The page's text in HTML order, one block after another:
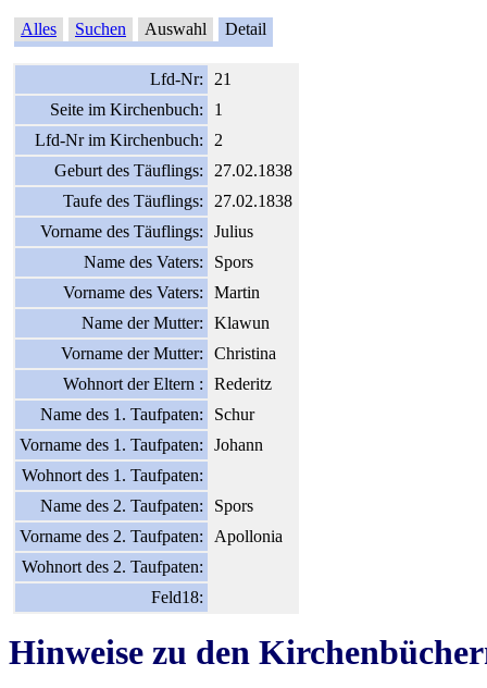
Alles Suchen Auswahl Detail
Lfd-Nr:
21
Seite im Kirchenbuch:
1
Lfd-Nr im Kirchenbuch:
2
Geburt des Täuflings:
27.02.1838
Taufe des Täuflings:
27.02.1838
Vorname des Täuflings:
Julius
Name des Vaters:
Spors
Vorname des Vaters:
Martin
Name der Mutter:
Klawun
Vorname der Mutter:
Christina
Wohnort der Eltern :
Rederitz
Name des 1. Taufpaten:
Schur
Vorname des 1. Taufpaten:
Johann
Wohnort des 1. Taufpaten:
Name des 2. Taufpaten:
Spors
Vorname des 2. Taufpaten:
Apollonia
Wohnort des 2. Taufpaten:
Feld18:
Hinweise zu den